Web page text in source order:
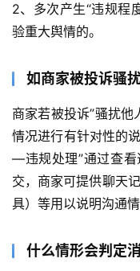
2、多次产生“违规程
验重大舆情的。
如商家被投诉骚
商家若被投诉”骚扰
情况进行有针对性的
—违规处理”通过查看
交，商家可提供聊天
具）等用以说明沟通情
什么情形会判定